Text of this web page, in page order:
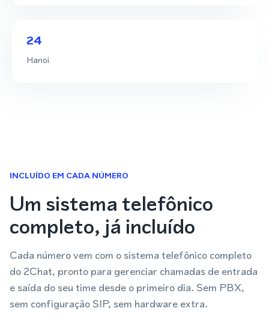
24
Hanoi
INCLUÍDO EM CADA NÚMERO
Um sistema telefônico
completo, já incluído
Cada número vem com o sistema telefônico completo
do 2Chat, pronto para gerenciar chamadas de entrada
e saída do seu time desde o primeiro dia. Sem PBX,
sem configuração SIP, sem hardware extra.